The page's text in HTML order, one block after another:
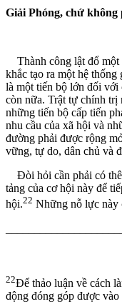
Giải Phóng, chứ không
Thành công lật đổ một
khắc tạo ra một hệ
là một tiến bộ lớn đối với
còn nữa. Trật tự chính trị
những tiến bộ cấp tiến
nhu cầu của xã hội và
đường phải được rộng
vững, tự do, dân chủ và
Đòi hỏi cần phải có
tảng của cơ hội này để
hội.22 Những nỗ lực này
22Để thảo luận về cách
động đóng góp được